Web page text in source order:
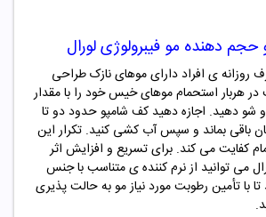
حجم دهنده مو فیبرولوژی لورال
روزانه ی افراد دارای موهای نازک طراحی
هربار استحمام موهای خیس خود را با مقدار
دهید. اجازه دهید کف شامپو حدود دو تا
باقی بماند و سپس آب کشی کنید. تکرار این
کفایت می کند. برای تسریع و افزایش اثر
می توانید از نرم کننده ی متناسب با جنس
تا با تأمین رطوبت مورد نیاز مو به حالت پذیری